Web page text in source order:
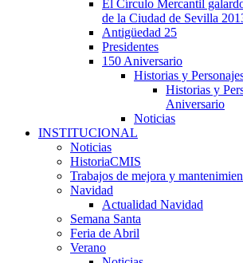
El Círculo Mercantil
de la Ciudad de Sevilla
Antigüedad 25
Presidentes
150 Aniversario
Historias y
Historias y
Aniversario
Noticias
INSTITUCIONAL
Noticias
HistoriaCMIS
Trabajos de mejora y
Navidad
Actualidad Navidad
Semana Santa
Feria de Abril
Verano